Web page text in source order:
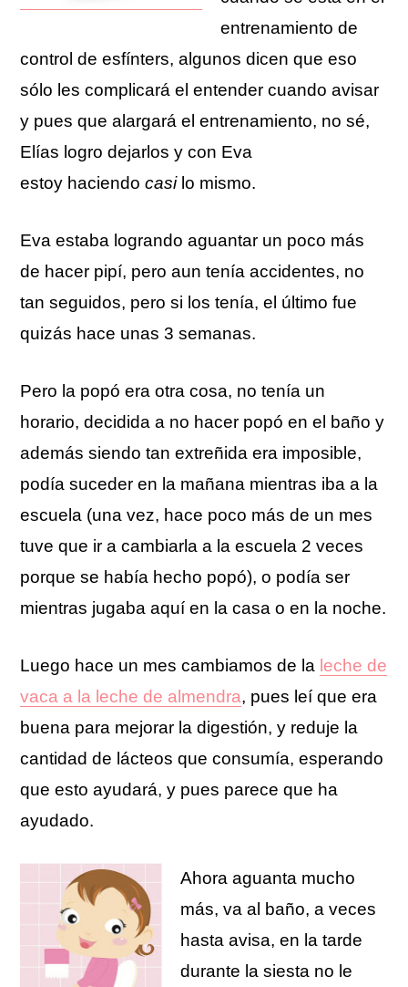
entrenamiento de
control de esfínters, algunos dicen que eso
sólo les complicará el entender cuando avisar
y pues que alargará el entrenamiento, no sé,
Elías logro dejarlos y con Eva
estoy haciendocasi lo mismo.
Eva estaba logrando aguantar un poco más
de hacer pipí, pero aun tenía accidentes, no
tan seguidos, pero si los tenía, el último fue
quizás hace unas 3 semanas.
Pero la popó era otra cosa, no tenía un
horario, decidida a no hacer popó en el baño y
además siendo tan extreñida era imposible,
podía suceder en la mañana mientras iba a la
escuela (una vez, hace poco más de un mes
tuve que ir a cambiarla a la escuela 2 veces
porque se había hecho popó), o podía ser
mientras jugaba aquí en la casa o en la noche.
Luego hace un mes cambiamos de la leche de
vaca a la leche de almendra, pues leí que era
buena para mejorar la digestión, y reduje la
cantidad de lácteos que consumía, esperando
que esto ayudará, y pues parece que ha
ayudado.
Ahora aguanta mucho
más, va al baño, a veces
hasta avisa, en la tarde
durante la siesta no le